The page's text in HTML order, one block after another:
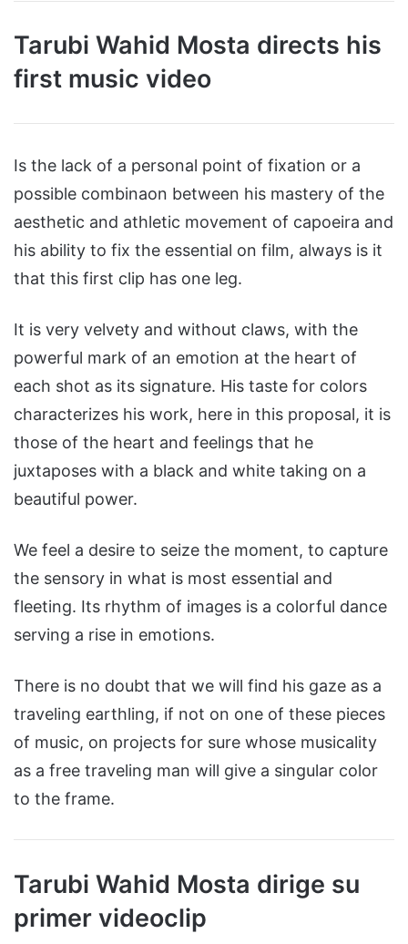
Tarubi Wahid Mosta directs his
first music video
Is the lack of a personal point of fixation or a
possible combinaon between his mastery of the
aesthetic and athletic movement of capoeira and
his ability to fix the essential on film, always is it
that this first clip has one leg.
It is very velvety and without claws, with the
powerful mark of an emotion at the heart of
each shot as its signature. His taste for colors
characterizes his work, here in this proposal, it is
those of the heart and feelings that he
juxtaposes with a black and white taking on a
beautiful power.
We feel a desire to seize the moment, to capture
the sensory in what is most essential and
fleeting. Its rhythm of images is a colorful dance
serving a rise in emotions.
There is no doubt that we will find his gaze as a
traveling earthling, if not on one of these pieces
of music, on projects for sure whose musicality
as a free traveling man will give a singular color
to the frame.
Tarubi Wahid Mosta dirige su
primer videoclip